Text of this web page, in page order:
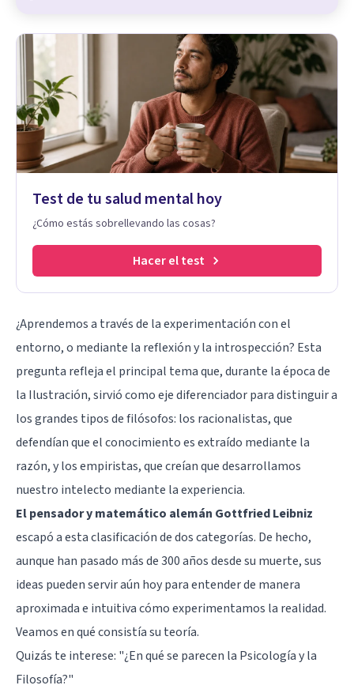
Test de tu salud mental hoy
¿Cómo estás sobrellevando las cosas?
Hacer el test
¿Aprendemos a través de la experimentación con el
entorno, o mediante la reflexión y la introspección? Esta
pregunta refleja el principal tema que, durante la época de
la Ilustración, sirvió como eje diferenciador para distinguir a
los grandes tipos de filósofos: los racionalistas, que
defendían que el conocimiento es extraído mediante la
razón, y los empiristas, que creían que desarrollamos
nuestro intelecto mediante la experiencia.
El pensador y matemático alemán Gottfried Leibniz
escapó a esta clasificación de dos categorías. De hecho,
aunque han pasado más de 300 años desde su muerte, sus
ideas pueden servir aún hoy para entender de manera
aproximada e intuitiva cómo experimentamos la realidad.
Veamos en qué consistía su teoría.
Quizás te interese: "¿En qué se parecen la Psicología y la
Filosofía?"